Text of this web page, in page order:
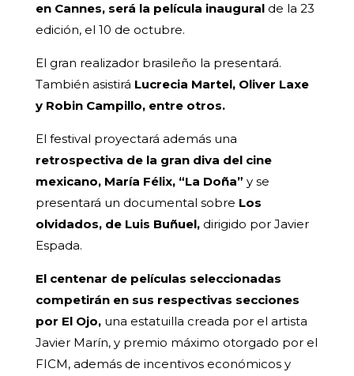
en Cannes, será la película inauguralde la 23
edición, el 10 de octubre.
El gran realizador brasileño la presentará.
También asistirá Lucrecia Martel, Oliver Laxe
y Robin Campillo, entre otros.
El festival proyectará además una
retrospectiva de la gran diva del cine
mexicano, María Félix, “La Doña” y se
presentará un documental sobre Los
olvidados, de Luis Buñuel,dirigido por Javier
Espada.
El centenar de películas seleccionadas
competirán en sus respectivas secciones
por El Ojo,una estatuilla creada por el artista
Javier Marín, y premio máximo otorgado por el
FICM, además de incentivos económicos y